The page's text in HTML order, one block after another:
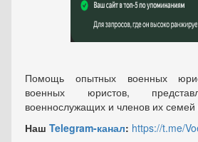
Помощь опытных военных
военных юристов,
военнослужащих и членов их семей
Наш Telegram-канал: https://t.me/